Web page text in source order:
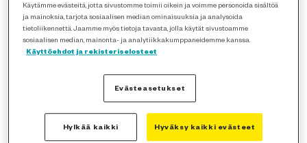
Käytämme evästeitä, jotta sivustomme toimii oikein ja voimme personoida sisältöä
ja mainoksia, tarjota sosiaalisen median ominaisuuksia ja analysoida
tietoliikennettä. Jaamme myös tietoja tavasta, jolla käytät sivustoamme
sosiaalisen median, mainonta- ja analytiikkakumppaneidemme kanssa.
Käyttöehdot ja rekisteriselosteet
Evästeasetukset
Hylkää kaikki Hyväksy kaikki evästeet